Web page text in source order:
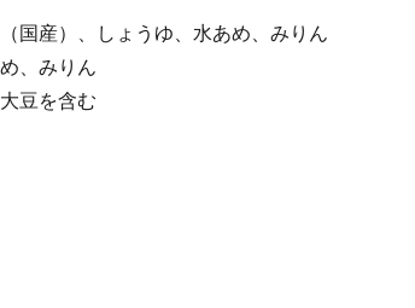
国産）、しょうゆ、水あめ、みりん
、みりん
豆を含む